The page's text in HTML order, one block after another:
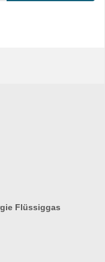
Flüssiggas